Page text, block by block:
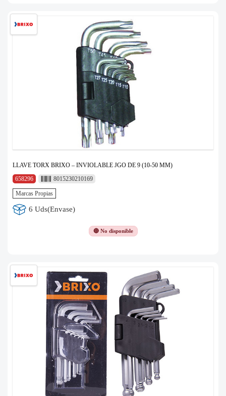
LLAVE TORX BRIXO – INVIOLABLE JGO DE 9 (10-50 MM)
658296
8015230210169
Marcas Propias
6 Uds(Envase)
🔴 No disponible